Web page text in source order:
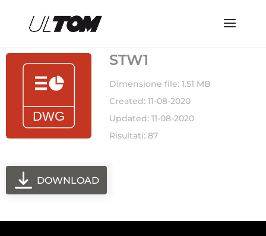
STW1
Dimensione file: 1.51 MB
Created: 11-08-2020
Updated: 11-08-2020
Risultati: 87
DOWNLOAD